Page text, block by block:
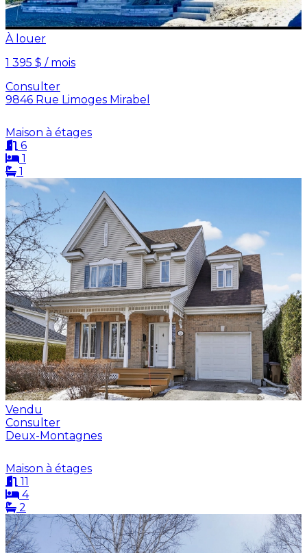
À louer
1 395 $ / mois
Consulter
9846 Rue Limoges Mirabel
Maison à étages
6
1
1
Vendu
Consulter
Deux-Montagnes
Maison à étages
11
4
2